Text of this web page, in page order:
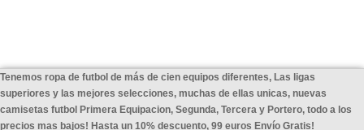
Tenemos ropa de futbol de más de cien equipos diferentes, Las ligas
superiores y las mejores selecciones, muchas de ellas unicas, nuevas
camisetas futbol Primera Equipacion, Segunda, Tercera y Portero, todo a los
precios mas bajos! Hasta un 10% descuento, 99 euros Envío Gratis!